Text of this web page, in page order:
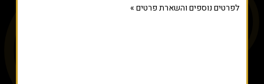
לפרטים נוספים והשארת פרטים »